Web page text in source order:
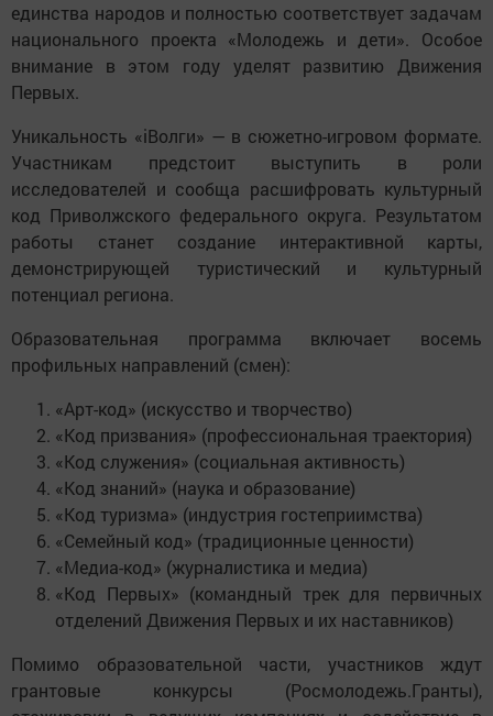
единства народов и полностью соответствует задачам
национального проекта «Молодежь и дети». Особое
внимание в этом году уделят развитию Движения
Первых.
Уникальность «iВолги» — в сюжетно-игровом формате.
Участникам предстоит выступить в роли
исследователей и сообща расшифровать культурный
код Приволжского федерального округа. Результатом
работы станет создание интерактивной карты,
демонстрирующей туристический и культурный
потенциал региона.
Образовательная программа включает восемь
профильных направлений (смен):
«Арт-код» (искусство и творчество)
«Код призвания» (профессиональная траектория)
«Код служения» (социальная активность)
«Код знаний» (наука и образование)
«Код туризма» (индустрия гостеприимства)
«Семейный код» (традиционные ценности)
«Медиа-код» (журналистика и медиа)
«Код Первых» (командный трек для первичных
отделений Движения Первых и их наставников)
Помимо образовательной части, участников ждут
грантовые конкурсы (Росмолодежь.Гранты),